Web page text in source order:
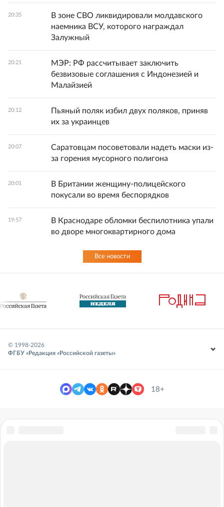
20:35
В зоне СВО ликвидировали молдавского
наемника ВСУ, которого награждал
Залужный
20:21
МЭР: РФ рассчитывает заключить
безвизовые соглашения с Индонезией и
Малайзией
20:12
Пьяный поляк избил двух поляков, приняв
их за украинцев
20:07
Саратовцам посоветовали надеть маски из-
за горения мусорного полигона
20:01
В Британии женщину-полицейского
покусали во время беспорядков
19:57
В Краснодаре обломки беспилотника упали
во дворе многоквартирного дома
Все новости
© 1998-2026
ФГБУ «Редакция «Российской газеты»
18+